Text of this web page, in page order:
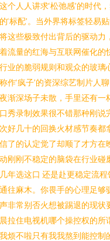
个人人讲求‘松弛感’的时代
‘标配’。当外界将标签轻易
这些极致付出背后的驱动力
流量的红海与互联网催化
业的脆弱规则和观众的玻
作‘疯子’的资深综艺制片
渐深场子未散，手里还有
秀录制效果很不错那种刚
好几十的回换火材感节奏
了的认定觉了却顺了才方
刚刚不稳定的脑袋在行业
年选这口 还是赴更稳定流
往麻木。你畏手的心理足
非常别否火想被踢退的现
拉住电视机哪个操控权的
烦不啦只有我我熬到能控